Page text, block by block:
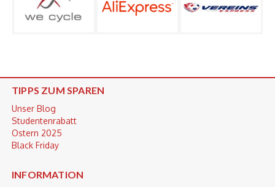
TIPPS ZUM SPAREN
Unser Blog
Studentenrabatt
Ostern 2025
Black Friday
INFORMATION